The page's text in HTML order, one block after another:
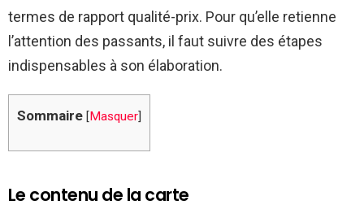
termes de rapport qualité-prix. Pour qu’elle retienne
l’attention des passants, il faut suivre des étapes
indispensables à son élaboration.
Sommaire [Masquer]
Le contenu de la carte